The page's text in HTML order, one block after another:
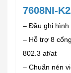
7608NI-
– Đầu ghi hình
– Hỗ trợ 8
802.3 af/at
– Chuẩn nén